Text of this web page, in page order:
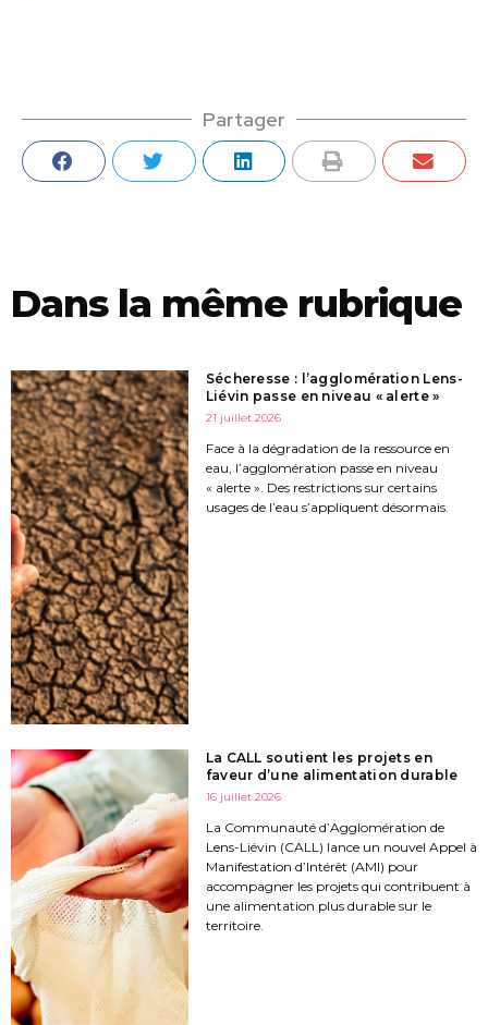
Partager
Dans la même rubrique
Sécheresse : l’agglomération Lens-
Liévin passe en niveau « alerte »
21 juillet 2026
Face à la dégradation de la ressource en
eau, l’agglomération passe en niveau
« alerte ». Des restrictions sur certains
usages de l’eau s’appliquent désormais.
La CALL soutient les projets en
faveur d’une alimentation durable
16 juillet 2026
La Communauté d’Agglomération de
Lens-Liévin (CALL) lance un nouvel Appel à
Manifestation d’Intérêt (AMI) pour
accompagner les projets qui contribuent à
une alimentation plus durable sur le
territoire.